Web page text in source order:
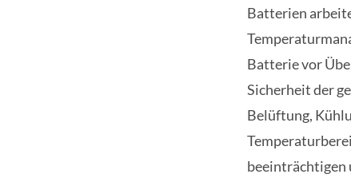
Batterien
Batterie vor
Sicherheit der
Belüftung,
beeinträchtigen